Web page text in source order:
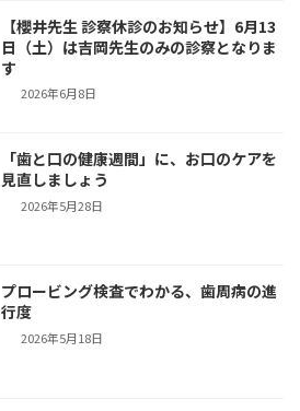
【櫻井先生 診察休診のお知らせ】6月13
日（土）は吉岡先生のみの診察となりま
す
2026年6月8日
「歯と口の健康週間」に、お口のケアを
見直しましょう
2026年5月28日
プロービング検査でわかる、歯周病の進
行度
2026年5月18日